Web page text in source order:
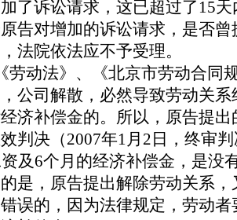
了诉讼请求，这已超过了 15天
告对增加的诉讼请求，是否
法院依法应不予受理。
劳动法》、《北京市劳动合同
，公司解散，必然导致劳动关
济补偿金的。所以，原告提
判决（2007年1月 2 日 ，终审
及 6个月的经济补偿金，是没
是，原告提出解除劳动关系
误的，因为法律规定，劳动